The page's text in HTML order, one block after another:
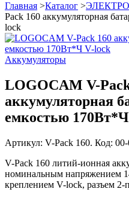
Главная >Каталог >
Pack 160 аккумуляторная
lock
Аккумуляторы
LOGOCAM V-
аккумуляторная
емкостью
Артикул: V-Pack 160. Код: 00-
V-Pack 160 литий-ионная
номинальным напряжением
креплением V-lock, разъем